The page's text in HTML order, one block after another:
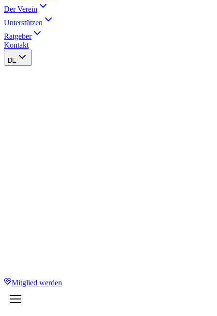
Der Verein
Unterstützen
Ratgeber
Kontakt
DE
Mitglied werden